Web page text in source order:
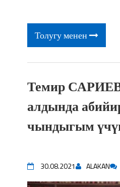
Толугу менен
Темир
алдында
чындыгым
30.08.2021 ALAKAN